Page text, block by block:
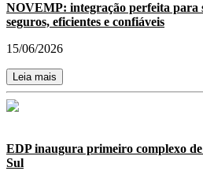
NOVEMP: integração perfeita para
seguros, eficientes e confiáveis
15/06/2026
Leia mais
EDP inaugura primeiro complexo
Sul